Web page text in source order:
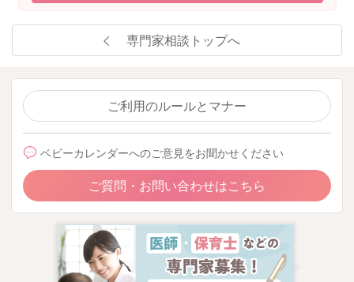
専門家相談トップへ
ご利用のルールとマナー
ベビーカレンダーへのご意見をお聞かせください
ご質問・お問い合わせはこちら